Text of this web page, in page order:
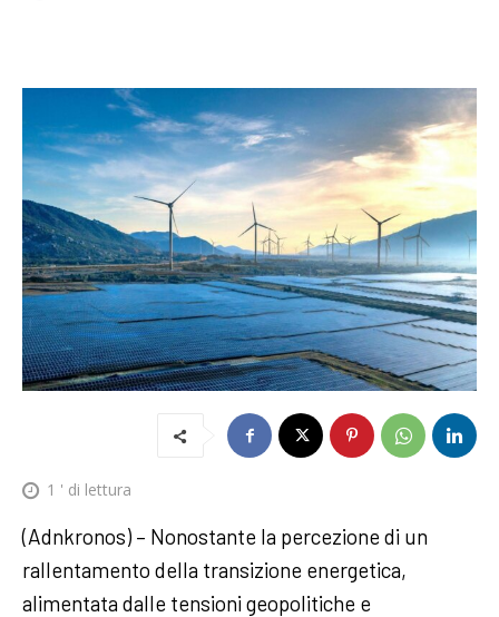
1 ' di lettura
(Adnkronos) – Nonostante la percezione di un
rallentamento della transizione energetica,
alimentata dalle tensioni geopolitiche e